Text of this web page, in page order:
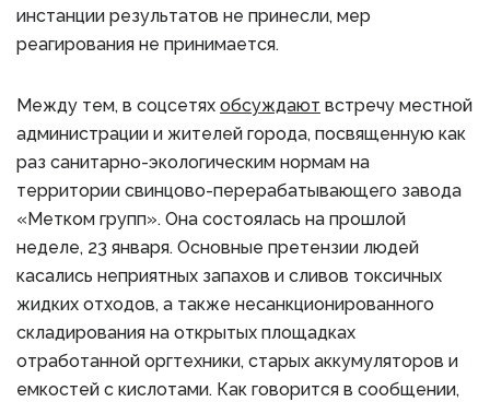
инстанции результатов не принесли, мер
реагирования не принимается.
Между тем, в соцсетях обсуждают встречу местной
администрации и жителей города, посвященную как
раз санитарно-экологическим нормам на
территории свинцово-перерабатывающего завода
«Метком групп». Она состоялась на прошлой
неделе, 23 января. Основные претензии людей
касались неприятных запахов и сливов токсичных
жидких отходов, а также несанкционированного
складирования на открытых площадках
отработанной оргтехники, старых аккумуляторов и
емкостей с кислотами. Как говорится в сообщении,